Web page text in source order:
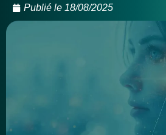
Publié le 18/08/2025